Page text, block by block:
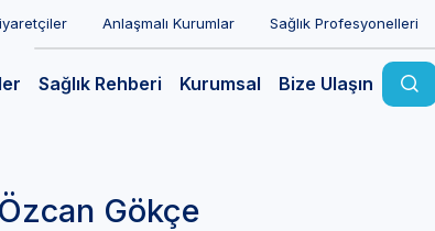
Anlaşmalı Kurumlar Sağlık Profesyonelleri
Sağlık Rehberi Kurumsal Bize Ulaşın
Gökçe